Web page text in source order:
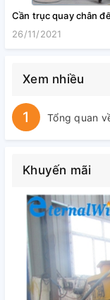
Cần trục quay chân
26/11/2021
Xem nhiều
1 Tổng quan
Khuyến mãi